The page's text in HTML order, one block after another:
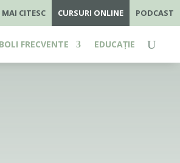
MAI CITESC CURSURI ONLINE PODCAST
BOLI FRECVENTE EDUCAȚIE